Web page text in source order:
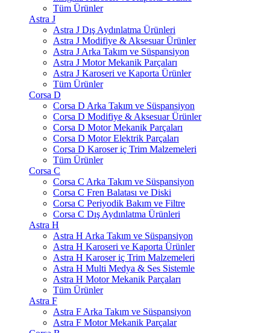
Tüm Ürünler
Astra J
Astra J Dış Aydınlatma Ürünleri
Astra J Modifiye & Aksesuar Ürünler
Astra J Arka Takım ve Süspansiyon
Astra J Motor Mekanik Parçaları
Astra J Karoseri ve Kaporta Ürünler
Tüm Ürünler
Corsa D
Corsa D Arka Takım ve Süspansiyon
Corsa D Modifiye & Aksesuar Ürünler
Corsa D Motor Mekanik Parçaları
Corsa D Motor Elektrik Parçaları
Corsa D Karoser iç Trim Malzemeleri
Tüm Ürünler
Corsa C
Corsa C Arka Takım ve Süspansiyon
Corsa C Fren Balatası ve Diski
Corsa C Periyodik Bakım ve Filtre
Corsa C Dış Aydınlatma Ürünleri
Astra H
Astra H Arka Takım ve Süspansiyon
Astra H Karoseri ve Kaporta Ürünler
Astra H Karoser iç Trim Malzemeleri
Astra H Multi Medya & Ses Sistemle
Astra H Motor Mekanik Parçaları
Tüm Ürünler
Astra F
Astra F Arka Takım ve Süspansiyon
Astra F Motor Mekanik Parçalar